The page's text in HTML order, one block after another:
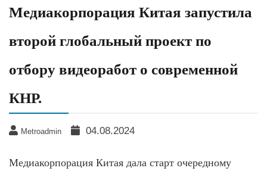
Медиакорпорация Китая запустила
второй глобальный проект по
отбору видеоработ о современной
КНР.
Metroadmin 04.08.2024
Медиакорпорация Китая дала старт очередному